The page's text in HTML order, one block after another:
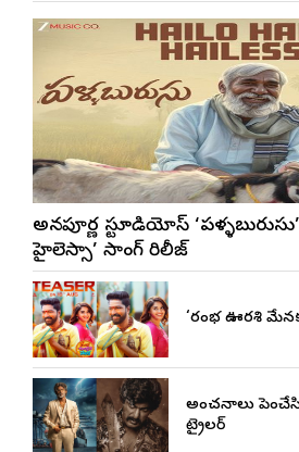
అన్నపూర్ణ స్టూడియోస్
హైలెస్సా’ సాంగ్ రిలీజ్
‘రంభ ఊర్వశి
అంచనాలు
ట్రైలర్